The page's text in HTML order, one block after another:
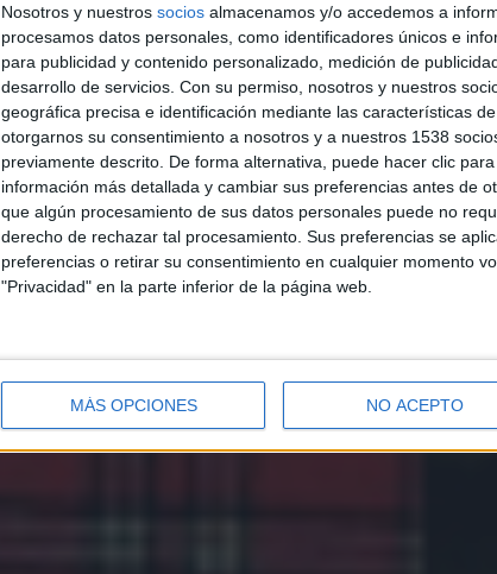
Nosotros y nuestros socios almacenamos y/o accedemos a
procesamos datos personales, como identificadores únicos e
para publicidad y contenido personalizado, medición de
desarrollo de servicios. Con su permiso, nosotros y nuestros
geográfica precisa e identificación mediante las características
otorgarnos su consentimiento a nosotros y a nuestros 1538
previamente descrito. De forma alternativa, puede hacer clic
información más detallada y cambiar sus preferencias antes de
que algún procesamiento de sus datos personales puede no
derecho de rechazar tal procesamiento. Sus preferencias se
preferencias o retirar su consentimiento en cualquier momento
"Privacidad" en la parte inferior de la página web.
MÁS OPCIONES NO ACEPTO